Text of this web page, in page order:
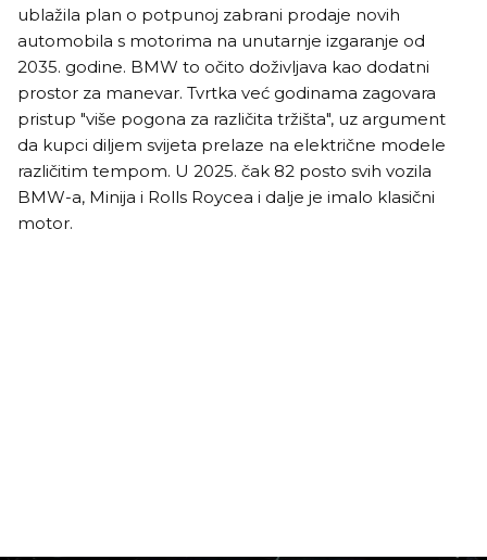
ublažila plan o potpunoj zabrani prodaje novih
automobila s motorima na unutarnje izgaranje od
2035. godine. BMW to očito doživljava kao dodatni
prostor za manevar. Tvrtka već godinama zagovara
pristup "više pogona za različita tržišta", uz argument
da kupci diljem svijeta prelaze na električne modele
različitim tempom. U 2025. čak 82 posto svih vozila
BMW-a, Minija i Rolls Roycea i dalje je imalo klasični
motor.